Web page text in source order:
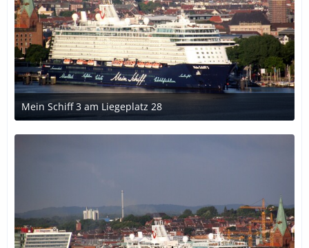
Mein Schiff 3 am Liegeplatz 28
1. November 2018 um 01:44